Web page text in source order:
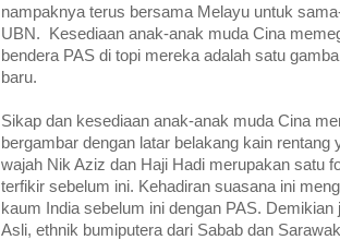
nampaknya terus bersama Melayu untuk
UBN. Kesediaan anak-anak muda Cina
bendera PAS di topi mereka adalah satu
baru.
Sikap dan kesediaan anak-anak muda Cina
bergambar dengan latar belakang kain rentang
wajah Nik Aziz dan Haji Hadi merupakan satu
terfikir sebelum ini. Kehadiran suasana ini
kaum India sebelum ini dengan PAS.
Asli, ethnik bumiputera dari Sabab dan